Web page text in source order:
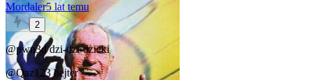
Mordaler5 lat temu
2
@pwn3ddzi-dzi-dzieki
@Qaz123hejter